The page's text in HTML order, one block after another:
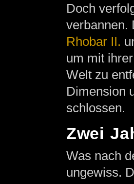
Doch
verbannen.
Rhobar II.
um mit
Welt zu
Dimension
schlossen.
Zwei
Was nach
ungewiss.